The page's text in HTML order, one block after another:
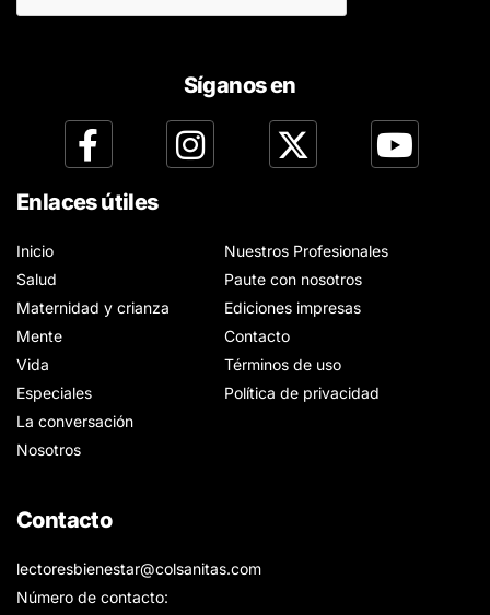
Síganos en
Enlaces útiles
Inicio
Salud
Maternidad y crianza
Mente
Vida
Especiales
La conversación
Nosotros
Nuestros Profesionales
Paute con nosotros
Ediciones impresas
Contacto
Términos de uso
Política de privacidad
Contacto
lectoresbienestar@colsanitas.com
Número de contacto: